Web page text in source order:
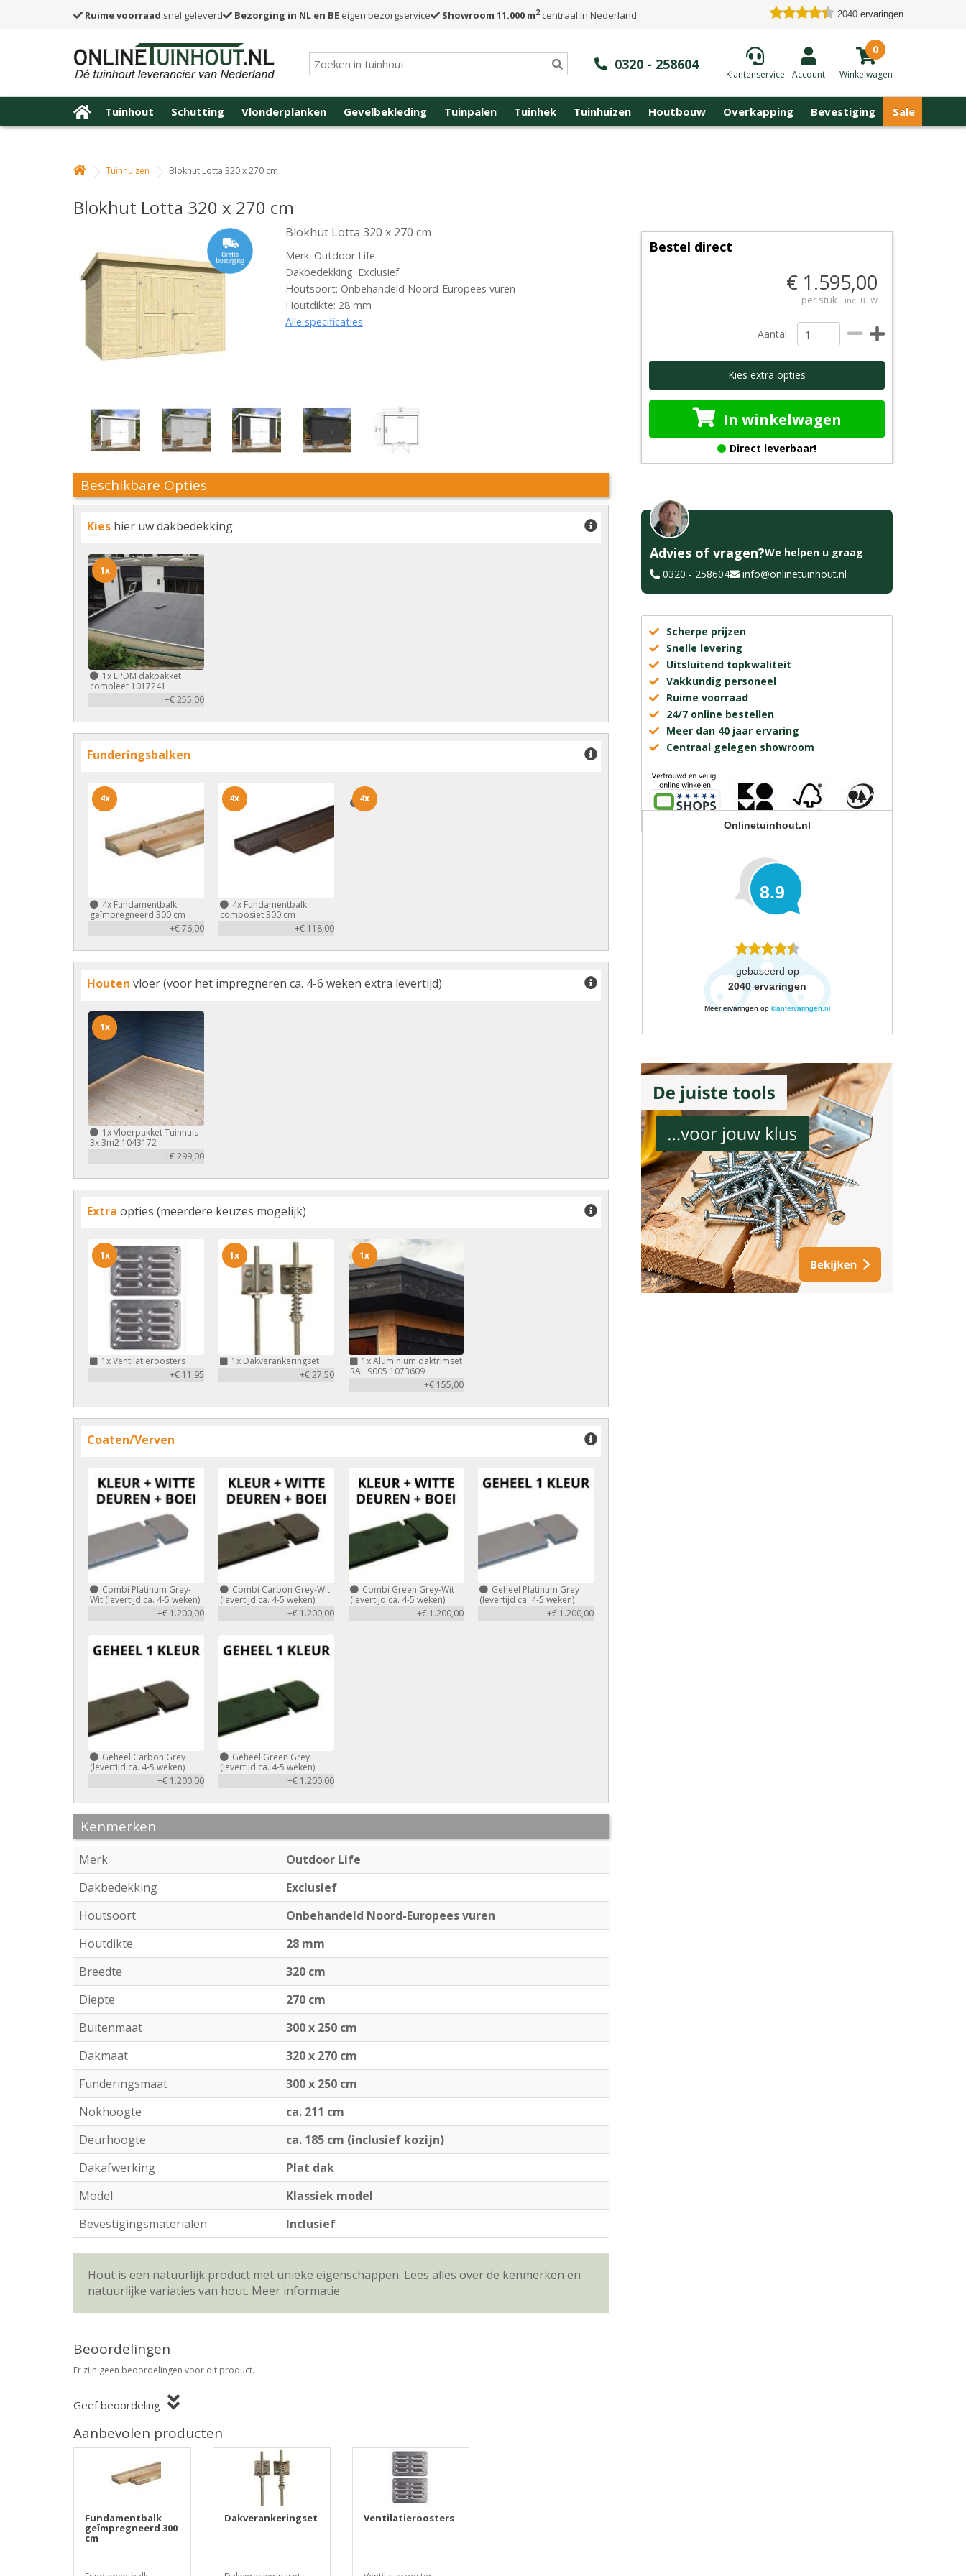
Ruime voorraad snel geleverd Bezorging in NL en BE eigen bezorgservice Showroom 11.000 m2centraal in Nederland 2040 ervaringen
0320 - 258604
Klantenservice Account
0
Winkelwagen
Tuinhout Schutting Vlonderplanken Gevelbekleding Tuinpalen Tuinhek Tuinhuizen Houtbouw Overkapping Bevestiging Sale
Tuinhuizen Blokhut Lotta 320 x 270 cm
Blokhut Lotta 320 x 270 cm
Blokhut Lotta 320 x 270 cm
Merk: Outdoor Life
Dakbedekking: Exclusief
Houtsoort: Onbehandeld Noord-Europees vuren
Houtdikte: 28 mm
Alle specificaties
Beschikbare Opties
Kies hier uw dakbedekking
1x EPDM dakpakket
compleet 1017241
+€ 255,00
1x
Funderingsbalken
4x Fundamentbalk
geïmpregneerd 300 cm
+€ 76,00
4x
4xFundamentbalk
composiet 300 cm
+€ 118,00
4x 4x
4x
Houten vloer (voor het impregneren ca. 4-6 weken extra levertijd)
1xVloerpakket Tuinhuis
3x 3m2 1043172
+€ 299,00
1x
Extra opties (meerdere keuzes mogelijk)
1xVentilatieroosters
+€ 11,95
1x
1xDakverankeringset
+€ 27,50
1x
1xAluminium daktrimset
RAL 9005 1073609
+€ 155,00
1x
Coaten/Verven
Combi Platinum Grey-
Wit (levertijd ca. 4-5 weken)
+€ 1.200,00
Combi Carbon Grey-Wit
(levertijd ca. 4-5 weken)
+€ 1.200,00
Combi Green Grey-Wit
(levertijd ca. 4-5 weken)
+€ 1.200,00
Geheel Platinum Grey
(levertijd ca. 4-5 weken)
+€ 1.200,00
Geheel Carbon Grey
(levertijd ca. 4-5 weken)
+€ 1.200,00
Geheel Green Grey
(levertijd ca. 4-5 weken)
+€ 1.200,00
Kenmerken
Merk
Outdoor Life
Dakbedekking
Exclusief
Houtsoort
Onbehandeld Noord-Europees vuren
Houtdikte
28 mm
Breedte
320 cm
Diepte
270 cm
Buitenmaat
300 x 250 cm
Dakmaat
320 x 270 cm
Funderingsmaat
300 x 250 cm
Nokhoogte
ca. 211 cm
Deurhoogte
ca. 185 cm (inclusief kozijn)
Dakafwerking
Plat dak
Model
Klassiek model
Bevestigingsmaterialen
Inclusief
Hout is een natuurlijk product met unieke eigenschappen. Lees alles over de kenmerken en
natuurlijke variaties van hout. Meer informatie
Beoordelingen
Er zijn geen beoordelingen voor dit product.
Geef beoordeling
Aanbevolen producten
Fundamentbalk
geïmpregneerd 300
cm
Dakverankeringset Ventilatieroosters
Bestel direct
€ 1.595,00
per stuk incl BTW
Aantal
Kies extra opties
In winkelwagen
Direct leverbaar!
Advies of vragen?We helpen u graag
0320 - 258604
info@onlinetuinhout.nl
Scherpe prijzen
Snelle levering
Uitsluitend topkwaliteit
Vakkundig personeel
Ruime voorraad
24/7 online bestellen
Meer dan 40 jaar ervaring
Centraal gelegen showroom
Onlinetuinhout.nl
8.9
gebaseerd op
2040 ervaringen
Meer ervaringen op klantervaringen.nl